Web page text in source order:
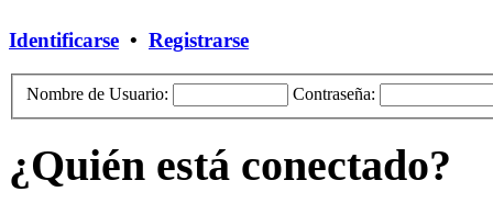
Identificarse • Registrarse
Nombre de Usuario: Contraseña:
¿Quién está conectado?